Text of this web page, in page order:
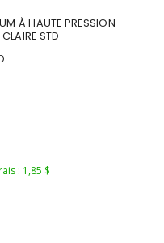
À HAUTE PRESSION
STD
: 1,85 $